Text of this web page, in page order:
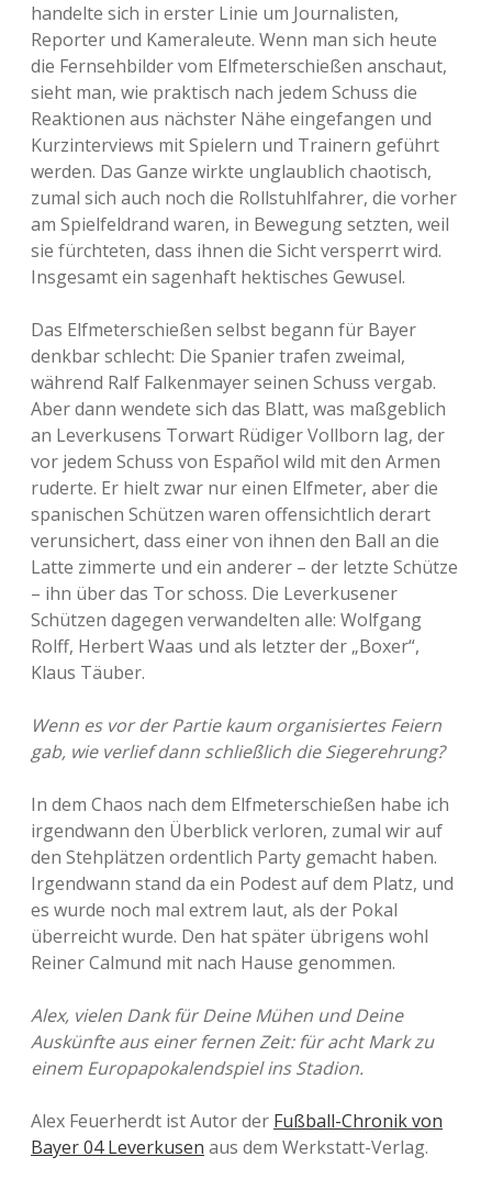
handelte sich in erster Linie um Journalisten,
Reporter und Kameraleute. Wenn man sich heute
die Fernsehbilder vom Elfmeterschießen anschaut,
sieht man, wie praktisch nach jedem Schuss die
Reaktionen aus nächster Nähe eingefangen und
Kurzinterviews mit Spielern und Trainern geführt
werden. Das Ganze wirkte unglaublich chaotisch,
zumal sich auch noch die Rollstuhlfahrer, die vorher
am Spielfeldrand waren, in Bewegung setzten, weil
sie fürchteten, dass ihnen die Sicht versperrt wird.
Insgesamt ein sagenhaft hektisches Gewusel.
Das Elfmeterschießen selbst begann für Bayer
denkbar schlecht: Die Spanier trafen zweimal,
während Ralf Falkenmayer seinen Schuss vergab.
Aber dann wendete sich das Blatt, was maßgeblich
an Leverkusens Torwart Rüdiger Vollborn lag, der
vor jedem Schuss von Español wild mit den Armen
ruderte. Er hielt zwar nur einen Elfmeter, aber die
spanischen Schützen waren offensichtlich derart
verunsichert, dass einer von ihnen den Ball an die
Latte zimmerte und ein anderer – der letzte Schütze
– ihn über das Tor schoss. Die Leverkusener
Schützen dagegen verwandelten alle: Wolfgang
Rolff, Herbert Waas und als letzter der „Boxer“,
Klaus Täuber.
Wenn es vor der Partie kaum organisiertes Feiern
gab, wie verlief dann schließlich die Siegerehrung?
In dem Chaos nach dem Elfmeterschießen habe ich
irgendwann den Überblick verloren, zumal wir auf
den Stehplätzen ordentlich Party gemacht haben.
Irgendwann stand da ein Podest auf dem Platz, und
es wurde noch mal extrem laut, als der Pokal
überreicht wurde. Den hat später übrigens wohl
Reiner Calmund mit nach Hause genommen.
Alex, vielen Dank für Deine Mühen und Deine
Auskünfte aus einer fernen Zeit: für acht Mark zu
einem Europapokalendspiel ins Stadion.
Alex Feuerherdt ist Autor der Fußball-Chronik von
Bayer 04 Leverkusen aus dem Werkstatt-Verlag.